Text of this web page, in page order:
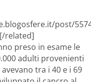
post/
related]
preso in esame le
adulti provenienti
avevano tra i 40 e i 69